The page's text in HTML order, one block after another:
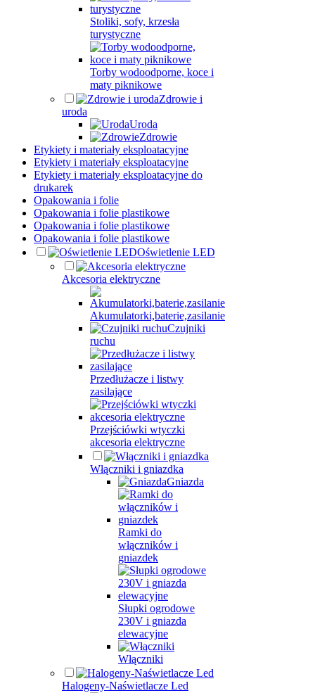
Stoliki, sofy, krzesła
turystyczne
Torby wodoodporne, koce i
maty piknikowe
Zdrowie i
uroda
Uroda
Zdrowie
Etykiety i materiały eksploatacyjne
Etykiety i materiały eksploatacyjne
Etykiety i materiały eksploatacyjne do
drukarek
Opakowania i folie
Opakowania i folie plastikowe
Opakowania i folie plastikowe
Opakowania i folie plastikowe
Oświetlenie LED
Akcesoria elektryczne
Akumulatorki,baterie,zasilanie
Czujniki
ruchu
Przedłużacze i listwy
zasilające
Przejściówki wtyczki
akcesoria elektryczne
Włączniki i gniazdka
Gniazda
Ramki do
włączników i
gniazdek
Słupki ogrodowe
230V i gniazda
elewacyjne
Włączniki
Halogeny-Naświetlacze Led